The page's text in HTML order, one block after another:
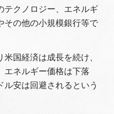
テクノロジー、エネルギ
その他の小規模銀行等で
国経済は成長を続け、
エネルギー価格は下落
ル安は回避されるという